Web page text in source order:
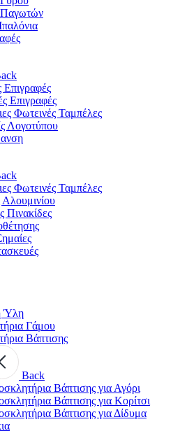
Επιγραφές
Επιγραφές
Φωτεινές Ταμπέλες
Λογοτύπου
Φωτεινές Ταμπέλες
Πινακίδες
Ύλη
Γάμου
Βάπτισης
Back
Βάπτισης για Αγόρι
Βάπτισης για Κορίτσι
Βάπτισης για Δίδυμα